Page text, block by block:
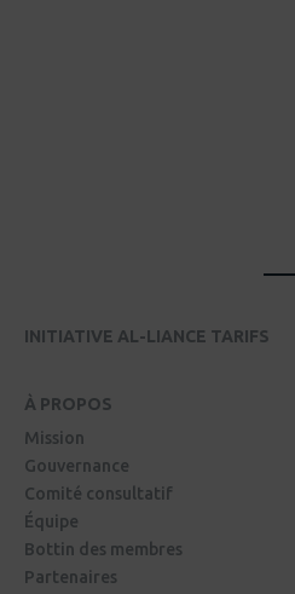
INITIATIVE AL-LIANCE TARIFS
À PROPOS
Mission
Gouvernance
Comité consultatif
Équipe
Bottin des membres
Partenaires